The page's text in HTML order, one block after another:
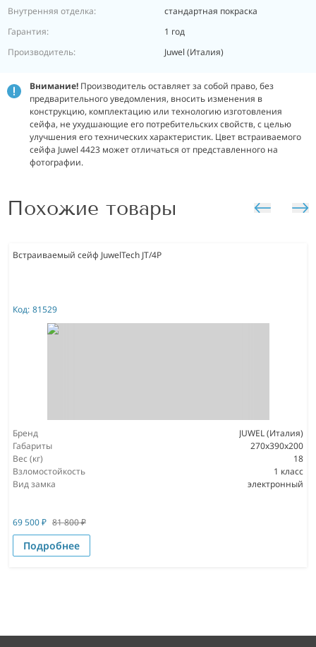
Внутренняя отделка:
стандартная покраска
Гарантия:
1 год
Производитель:
Juwel (Италия)
Внимание! Производитель оставляет за собой право, без
предварительного уведомления, вносить изменения в
конструкцию, комплектацию или технологию изготовления
сейфа, не ухудшающие его потребительских свойств, с целью
улучшения его технических характеристик. Цвет встраиваемого
сейфа Juwel 4423 может отличаться от представленного на
фотографии.
Похожие товары
Встраиваемый сейф JuwelTech JT/4P
Код: 81529
Бренд
JUWEL (Италия)
Габариты
270x390x200
Вес (кг)
18
Взломостойкость
1 класс
Вид замка
электронный
69 500₽ 81 800₽
Подробнее